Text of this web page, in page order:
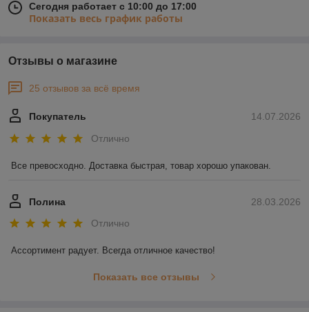
Сегодня работает с 10:00 до 17:00
Показать весь график работы
Отзывы о магазине
25 отзывов за всё время
14.07.2026
Покупатель
Отлично
Все превосходно. Доставка быстрая, товар хорошо упакован.
28.03.2026
Полина
Отлично
Ассортимент радует. Всегда отличное качество!
Показать все отзывы